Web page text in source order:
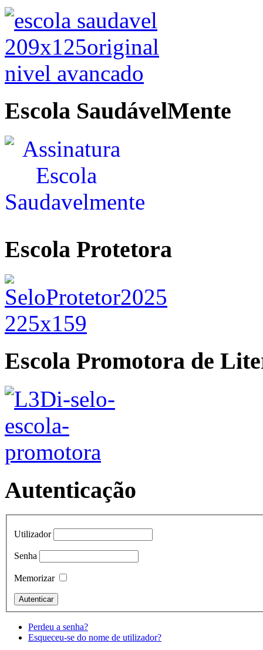
Escola SaudávelMente
Escola Protetora
Escola Promotora de
Autenticação
Utilizador
Senha
Memorizar
Perdeu a senha?
Esqueceu-se do nome de utilizador?